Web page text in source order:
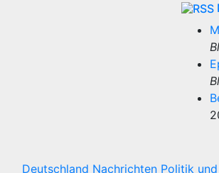
Deutschland Nachrichten Politik und